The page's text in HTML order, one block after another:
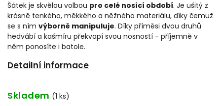
Šátek je skvělou volbou pro celé nosící období. Je ušitý z
krásně tenkého, měkkého a něžného materiálu, díky čemuž
se s ním výborně manipuluje. Díky příměsi dvou druhů
hedvábí a kašmíru překvapí svou nosností - příjemně v
něm ponosíte i batole.
Detailní informace
Skladem (1 ks)